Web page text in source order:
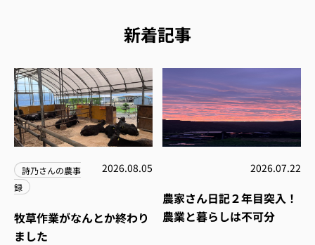
新着記事
詩乃さんの農事
録
2026.08.05
牧草作業がなんとか終わり
ました
2026.07.22
農家さん日記２年目突入！
農業と暮らしは不可分